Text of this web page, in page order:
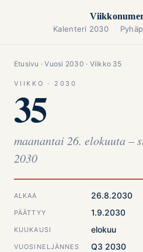
Kalenteri 2030
Etusivu ·Vuosi 2030 · Viikko 35
VIIKKO · 2030
35
maanantai 26. elokuuta –
2030
ALKAA 26.8.2030
PÄÄTTYY 1.9.2030
KUUKAUSI elokuu
VUOSINELJÄNNES Q3 2030